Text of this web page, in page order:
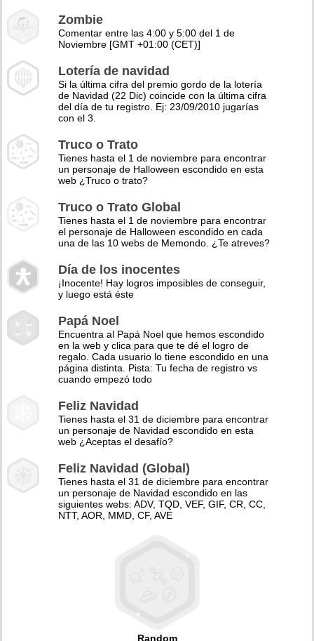
Zombie
Comentar entre las 4:00 y 5:00 del 1 de
Noviembre [GMT +01:00 (CET)]
Lotería de navidad
Si la última cifra del premio gordo de la lotería
de Navidad (22 Dic) coincide con la última cifra
del día de tu registro. Ej: 23/09/2010 jugarías
con el 3.
Truco o Trato
Tienes hasta el 1 de noviembre para encontrar
un personaje de Halloween escondido en esta
web ¿Truco o trato?
Truco o Trato Global
Tienes hasta el 1 de noviembre para encontrar
el personaje de Halloween escondido en cada
una de las 10 webs de Memondo. ¿Te atreves?
Día de los inocentes
¡Inocente! Hay logros imposibles de conseguir,
y luego está éste
Papá Noel
Encuentra al Papá Noel que hemos escondido
en la web y clica para que te dé el logro de
regalo. Cada usuario lo tiene escondido en una
página distinta. Pista: Tu fecha de registro vs
cuando empezó todo
Feliz Navidad
Tienes hasta el 31 de diciembre para encontrar
un personaje de Navidad escondido en esta
web ¿Aceptas el desafío?
Feliz Navidad (Global)
Tienes hasta el 31 de diciembre para encontrar
un personaje de Navidad escondido en las
siguientes webs: ADV, TQD, VEF, GIF, CR, CC,
NTT, AOR, MMD, CF, AVE
Random